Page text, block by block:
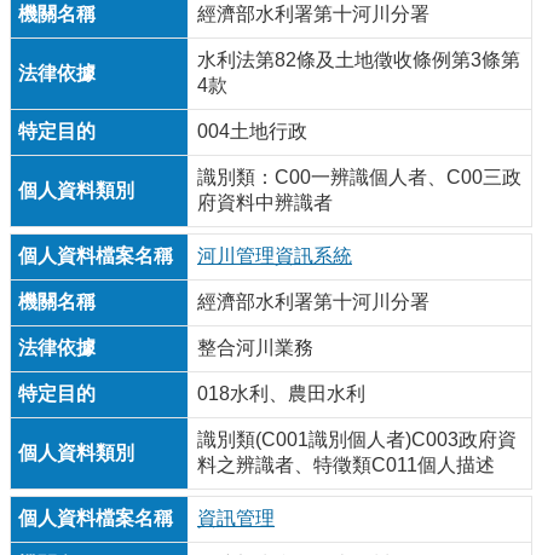
經濟部水利署第十河川分署
水利法第82條及土地徵收條例第3條第
4款
004土地行政
識別類：C00一辨識個人者、C00三政
府資料中辨識者
河川管理資訊系統
經濟部水利署第十河川分署
整合河川業務
018水利、農田水利
識別類(C001識別個人者)C003政府資
料之辨識者、特徵類C011個人描述
資訊管理